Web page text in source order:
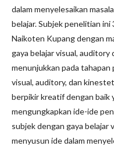
dalam menyelesaikan
belajar. Subjek penelitian
Naikoten Kupang dengan
gaya belajar visual,
menunjukkan pada tahapan
visual, auditory, dan
berpikir kreatif dengan baik
mengungkapkan ide-ide
subjek dengan gaya belajar
menyusun ide dalam